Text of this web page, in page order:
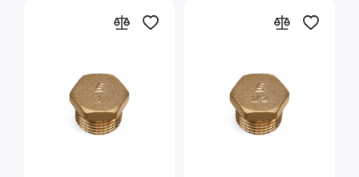
Ниппели
Тройники